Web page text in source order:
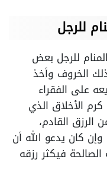
للرجل
للرجل بعض
الخروف وأخذ
على الفقراء
الأخلاق الذي
الرزق القادم،
كان يدعو الله أن
فيكثر رزقه